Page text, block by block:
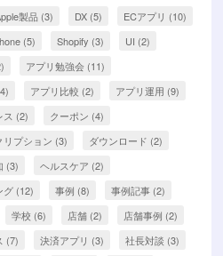
製品 (3) DX (5) ECアプリ (10)
(5) Shopify (3) UI (2)
アプリ勉強会 (11)
アプリ比較 (2) アプリ運用 (9)
(2) クーポン (4)
リプション (3) ダウンロード (2)
(3) ヘルスケア (2)
グ (12) 事例 (8) 事例記事 (2)
学校 (6) 店舗 (2) 店舗事例 (2)
(7) 決済アプリ (3) 社長対談 (3)